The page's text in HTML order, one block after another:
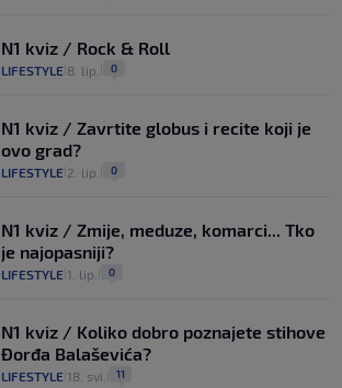
N1 kviz / Rock & Roll
LIFESTYLE 8. lip. 0
N1 kviz / Zavrtite globus i recite koji je
ovo grad?
LIFESTYLE 2. lip. 0
N1 kviz / Zmije, meduze, komarci... Tko
je najopasniji?
LIFESTYLE 1. lip. 0
N1 kviz / Koliko dobro poznajete stihove
Đorđa Balaševića?
LIFESTYLE 18. svi. 11